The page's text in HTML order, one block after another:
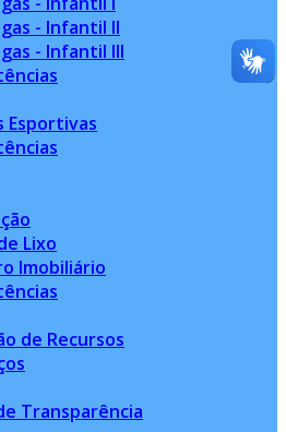
- Infantil II
- Infantil III
Esportivas
Lixo
Imobiliário
de Recursos
Transparência